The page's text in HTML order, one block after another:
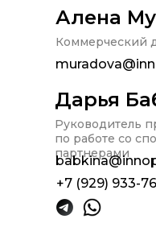
Алена
Коммерческий
Руководитель
по работе со
партнерами
Дарья
+7 (929) 933-